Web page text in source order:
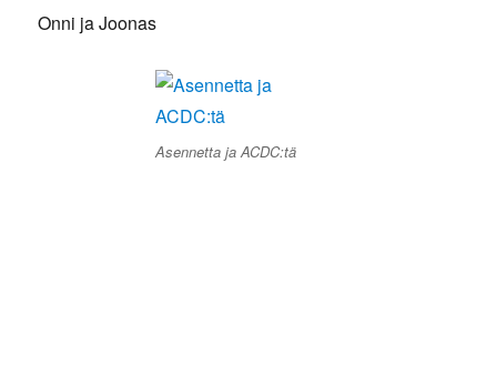
Onni ja Joonas
Asennetta ja ACDC:tä